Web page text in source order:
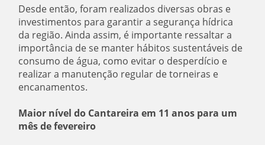
Desde então, foram realizados diversas obras e
investimentos para garantir a segurança hídrica
da região. Ainda assim, é importante ressaltar a
importância de se manter hábitos sustentáveis de
consumo de água, como evitar o desperdício e
realizar a manutenção regular de torneiras e
encanamentos.
Maior nível do Cantareira em 11 anos para um
mês de fevereiro